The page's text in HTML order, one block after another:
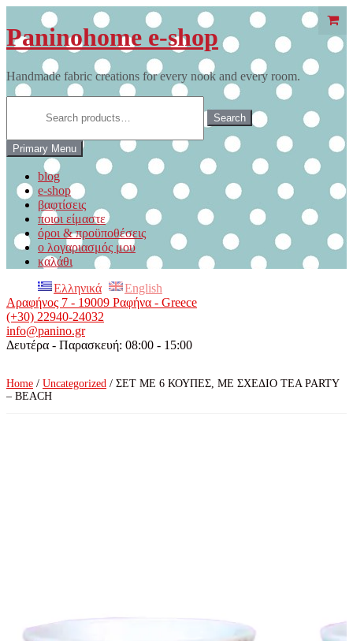
to
content
Paninohome e-shop
Handmade fabric creations for every nook and every room.
Search
Primary Menu
blog
e-shop
βαφτίσεις
ποιοι είμαστε
όροι & προϋποθέσεις
ο λογαριασμός μου
καλάθι
Ελληνικά
English
Αραφήνος 7 - 19009 Ραφήνα - Greece
(+30) 22940-24032
info@panino.gr
Δευτέρα - Παρασκευή: 08:00 - 15:00
Home / Uncategorized / ΣΕΤ ΜΕ 6 ΚΟΥΠΕΣ, ΜΕ ΣΧΕΔΙΟ TEA PARTY
– BEACH